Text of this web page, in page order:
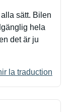
sätt. Bilen
hela
det är ju
la traduction